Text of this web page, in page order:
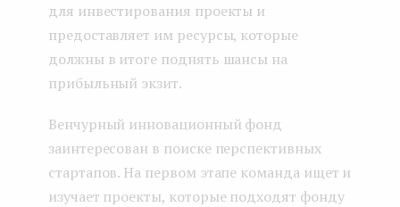
для инвестирования проекты и
предоставляет им ресурсы, которые
должны в итоге поднять шансы на
прибыльный экзит.
Венчурный инновационный фонд
заинтересован в поиске перспективных
стартапов. На первом этапе команда ищет и
изучает проекты, которые подходят фонду